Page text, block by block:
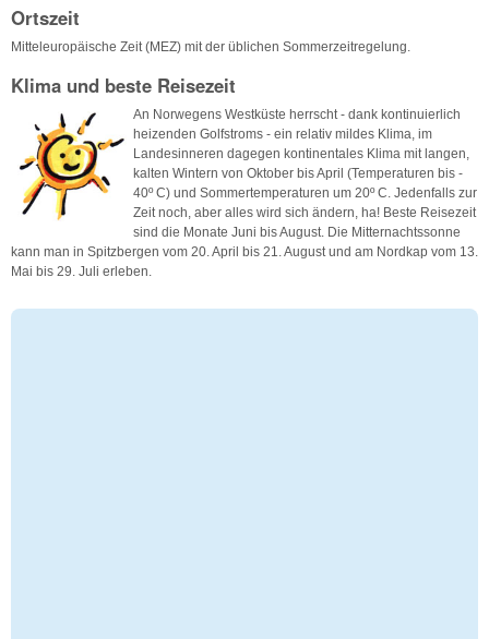
Ortszeit
Mitteleuropäische Zeit (MEZ) mit der üblichen Sommerzeitregelung.
Klima und beste Reisezeit
An Norwegens Westküste herrscht - dank kontinuierlich
heizenden Golfstroms - ein relativ mildes Klima, im
Landesinneren dagegen kontinentales Klima mit langen,
kalten Wintern von Oktober bis April (Temperaturen bis -
40º C) und Sommertemperaturen um 20º C. Jedenfalls zur
Zeit noch, aber alles wird sich ändern, ha! Beste Reisezeit
sind die Monate Juni bis August. Die Mitternachtssonne
kann man in Spitzbergen vom 20. April bis 21. August und am Nordkap vom 13.
Mai bis 29. Juli erleben.